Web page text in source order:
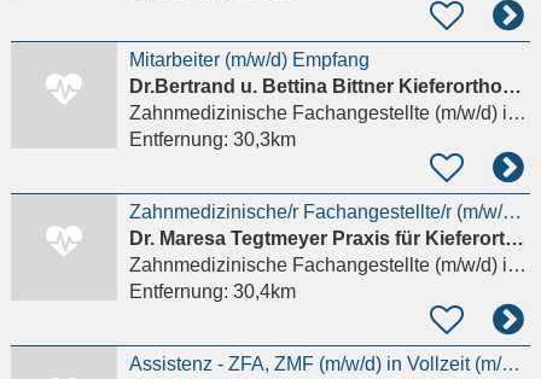
Mitarbeiter (m/w/d) Empfang
Dr.Bertrand u. Bettina Bittner Kieferorthopädische- Gemeinschaftspraxis
Zahnmedizinische Fachangestellte (m/w/d)in Worms
Entfernung: 30,3km
Zahnmedizinische/r Fachangestellte/r (m/w/d) gesucht!
Dr. Maresa Tegtmeyer Praxis für Kieferorthopädie
Zahnmedizinische Fachangestellte (m/w/d)in Niedernhausen
Entfernung: 30,4km
Assistenz - ZFA, ZMF (m/w/d) in Vollzeit (m/w/d) gesucht!